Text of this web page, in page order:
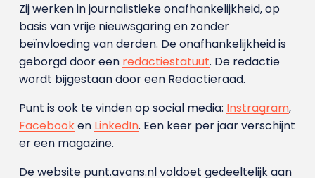
Zij werken in journalistieke onafhankelijkheid, op
basis van vrije nieuwsgaring en zonder
beïnvloeding van derden. De onafhankelijkheid is
geborgd door een redactiestatuut. De redactie
wordt bijgestaan door een Redactieraad.
Punt is ook te vinden op social media: Instragram,
Facebooken LinkedIn. Een keer per jaar verschijnt
er een magazine.
De website punt.avans.nl voldoet gedeeltelijk aan